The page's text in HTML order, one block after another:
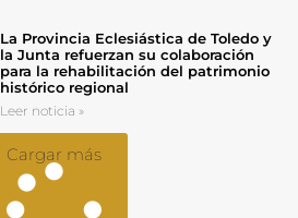
La Provincia Eclesiástica de Toledo y
la Junta refuerzan su colaboración
para la rehabilitación del patrimonio
histórico regional
Leer noticia »
Cargar más